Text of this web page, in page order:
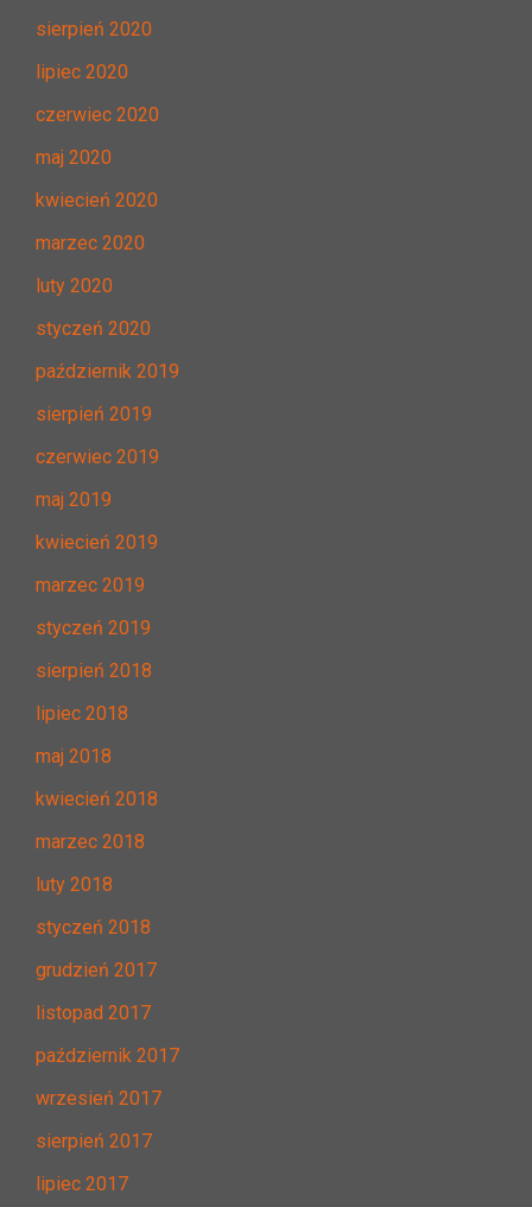
sierpień 2020
lipiec 2020
czerwiec 2020
maj 2020
kwiecień 2020
marzec 2020
luty 2020
styczeń 2020
październik 2019
sierpień 2019
czerwiec 2019
maj 2019
kwiecień 2019
marzec 2019
styczeń 2019
sierpień 2018
lipiec 2018
maj 2018
kwiecień 2018
marzec 2018
luty 2018
styczeń 2018
grudzień 2017
listopad 2017
październik 2017
wrzesień 2017
sierpień 2017
lipiec 2017